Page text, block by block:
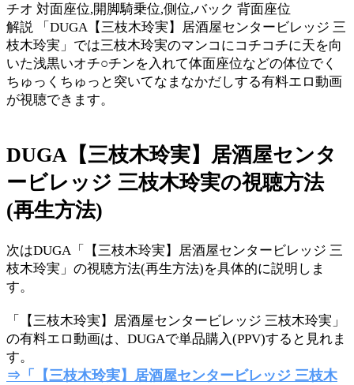
チオ 対面座位,開脚騎乗位,側位,バック 背面座位
解説 「DUGA【三枝木玲実】居酒屋センタービレッジ 三
枝木玲実」では三枝木玲実のマンコにコチコチに天を向
いた浅黒いオチ○チンを入れて体面座位などの体位でく
ちゅっくちゅっと突いてなまなかだしする有料エロ動画
が視聴できます。
DUGA【三枝木玲実】居酒屋センタ
ービレッジ 三枝木玲実の視聴方法
(再生方法)
次はDUGA「【三枝木玲実】居酒屋センタービレッジ 三
枝木玲実」の視聴方法(再生方法)を具体的に説明しま
す。
「【三枝木玲実】居酒屋センタービレッジ 三枝木玲実」
の有料エロ動画は、DUGAで単品購入(PPV)すると見れま
す。
⇒「【三枝木玲実】居酒屋センタービレッジ 三枝木